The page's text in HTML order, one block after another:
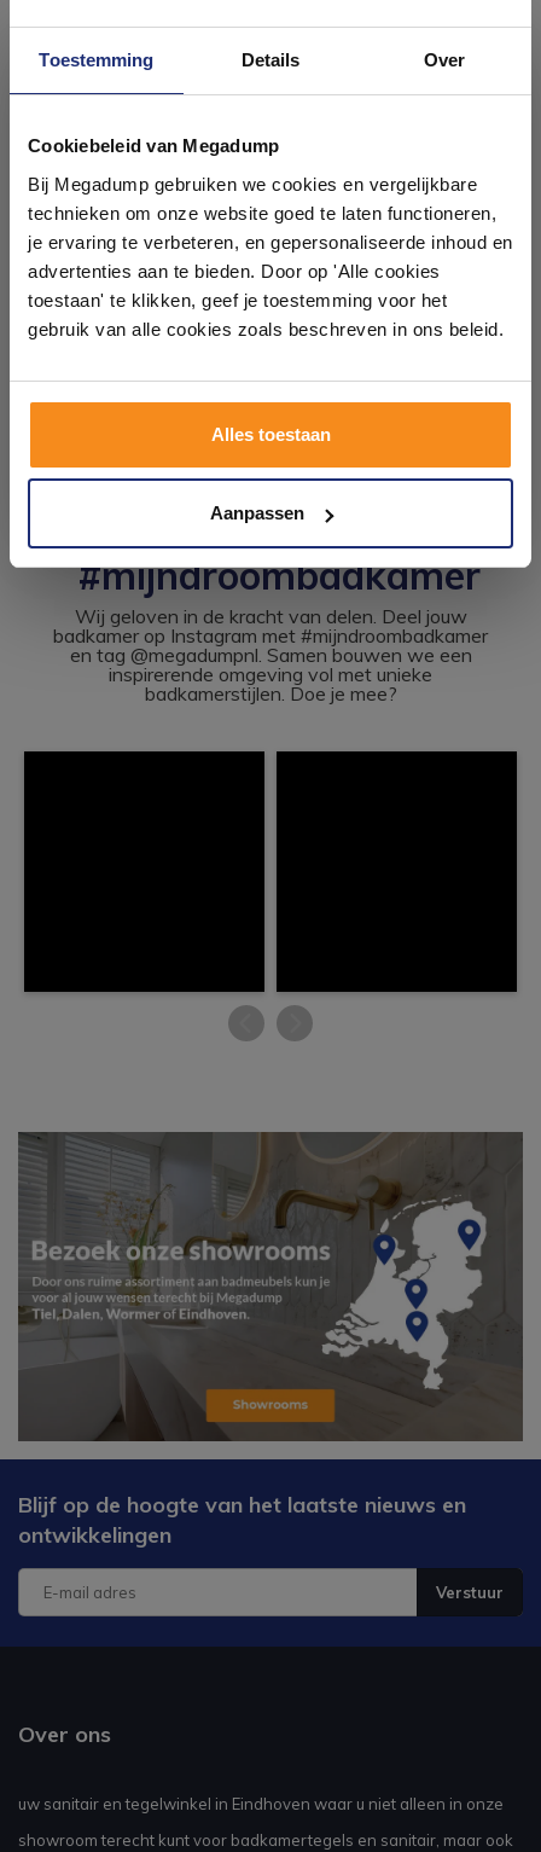
Toestemming Details Over
Cookiebeleid van Megadump
Bij Megadump gebruiken we cookies en vergelijkbare
technieken om onze website goed te laten functioneren,
je ervaring te verbeteren, en gepersonaliseerde inhoud en
advertenties aan te bieden. Door op 'Alle cookies
toestaan' te klikken, geef je toestemming voor het
gebruik van alle cookies zoals beschreven in ons beleid.
Alles toestaan
Aanpassen
Geberit Frontbediening Mat
Koper
163,29
134,95
Calacatta 120x260 cm
Waterbestendig
Hoogglans Goud Wit (Prijs
per Plaat)
99,00
#mijndroombadkamer
Wij geloven in de kracht van delen. Deel jouw
badkamer op Instagram met #mijndroombadkamer
en tag @megadumpnl. Samen bouwen we een
inspirerende omgeving vol met unieke
badkamerstijlen. Doe je mee?
Blijf op de hoogte van het laatste nieuws en
ontwikkelingen
Verstuur
Over ons
uw sanitair en tegelwinkel in Eindhoven waar u niet alleen in onze
showroom terecht kunt voor badkamertegels en sanitair, maar ook
badkamers in onze 1000 m²
showroom
Laat je inspireren door 21 volledig ingerichte
badkameropstellingen – van compact tot luxe. Onze
ervaren adviseurs helpen je persoonlijk, en je vindt
tegels & sanitair direct uit voorraad. Gratis parkeren
op eigen terrein.
Kom langs en ervaar zelf het verschil!